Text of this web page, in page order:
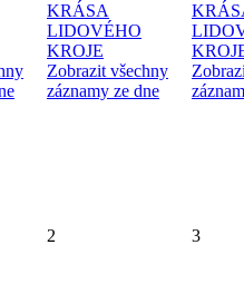
KRÁSA
LIDOVÉHO
KROJE
Zobrazit všechny
záznamy ze dne
2 3